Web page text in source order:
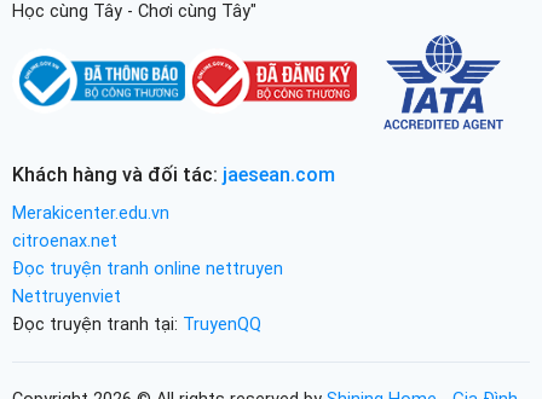
Học cùng Tây - Chơi cùng Tây"
Khách hàng và đối tác: jaesean.com
Merakicenter.edu.vn
citroenax.net
Đọc truyện tranh online nettruyen
Nettruyenviet
Đọc truyện tranh tại: TruyenQQ